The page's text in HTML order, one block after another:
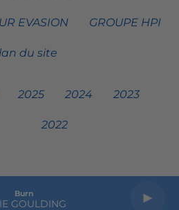
Burn
GOULDING
EVASION GROUPE HPI
du site
2025 2024 2023
2022